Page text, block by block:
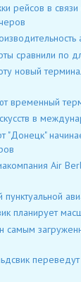
рейсов в связи
сравнили по
новый
временный
в
Air
планирует
самым